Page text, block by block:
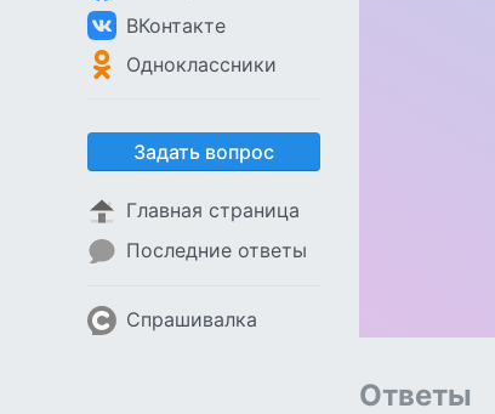
ВКонтакте
Одноклассники
Задать вопрос
Главная страница
Последние ответы
Спрашивалка
Ответы